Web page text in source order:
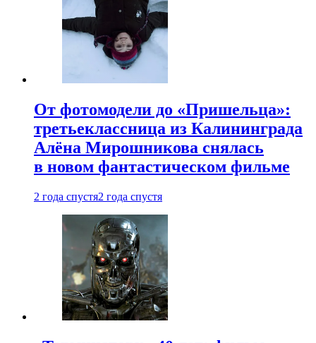
От фотомодели до «Пришельца»:
третьеклассница из Калининграда
Алёна Мирошникова снялась
в новом фантастическом фильме
2 года спустя2 года спустя